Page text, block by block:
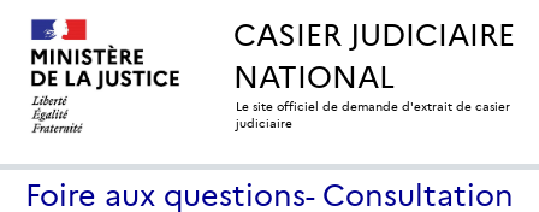
CASIER JUDICIAIRE
NATIONAL
Le site officiel de demande d'extrait de casier
judiciaire
Foire aux questions- Consultation